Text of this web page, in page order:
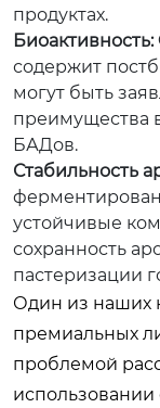
продуктах.
Биоактивность:
содержит
могут быть
преимущества
БАДов.
Стабильность
устойчивые
сохранность
пастеризации
Один из наших
премиальных
проблемой
использовании